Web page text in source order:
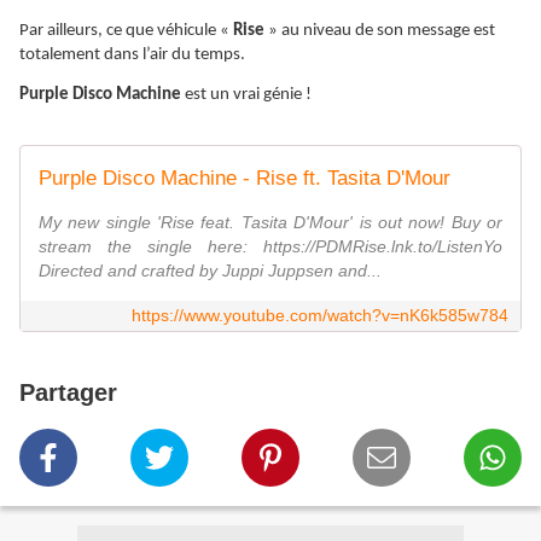
Par ailleurs, ce que véhicule « Rise » au niveau de son message est
totalement dans l’air du temps.
Purple Disco Machine est un vrai génie !
Purple Disco Machine - Rise ft. Tasita D'Mour
My new single 'Rise feat. Tasita D'Mour' is out now! Buy or
stream the single here: https://PDMRise.lnk.to/ListenYo
Directed and crafted by Juppi Juppsen and...
https://www.youtube.com/watch?v=nK6k585w784
Partager